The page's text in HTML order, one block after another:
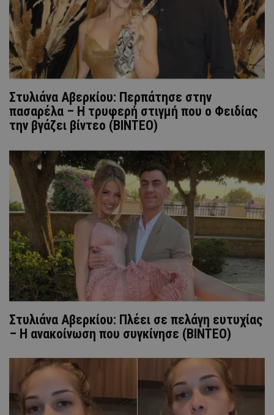
Στυλιάνα Αβερκίου: Περπάτησε στην
πασαρέλα – Η τρυφερή στιγμή που ο Φειδίας
την βγάζει βίντεο (ΒΙΝΤΕΟ)
Στυλιάνα Αβερκίου: Πλέει σε πελάγη ευτυχίας
– Η ανακοίνωση που συγκίνησε (ΒΙΝΤΕΟ)